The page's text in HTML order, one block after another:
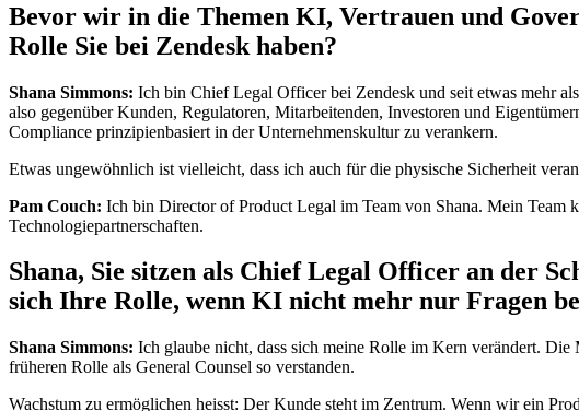
Bevor wir in die Themen KI, Vertrauen und
Rolle Sie bei Zendesk haben?
Shana Simmons: Ich bin Chief Legal Officer bei Zendesk und seit etwas mehr
also gegenüber Kunden, Regulatoren, Mitarbeitenden, Investoren und
Compliance prinzipienbasiert in der Unternehmenskultur zu verankern.
Etwas ungewöhnlich ist vielleicht, dass ich auch für die physische Sicherheit
Pam Couch: Ich bin Director of Product Legal im Team von Shana. Mein
Technologiepartnerschaften.
Shana, Sie sitzen als Chief Legal Officer an der
sich Ihre Rolle, wenn KI nicht mehr nur Fragen
Shana Simmons: Ich glaube nicht, dass sich meine Rolle im Kern verändert.
früheren Rolle als General Counsel so verstanden.
Wachstum zu ermöglichen heisst: Der Kunde steht im Zentrum. Wenn wir ein